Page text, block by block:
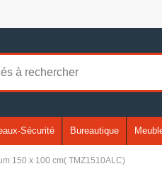
Sécurité Bureautique
150 x 100 cm( TMZ1510ALC)